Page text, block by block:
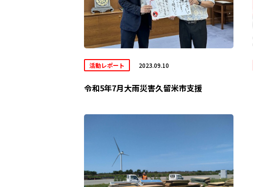
活動レポート 2023.09.10
令和5年7月大雨災害久留米市支援